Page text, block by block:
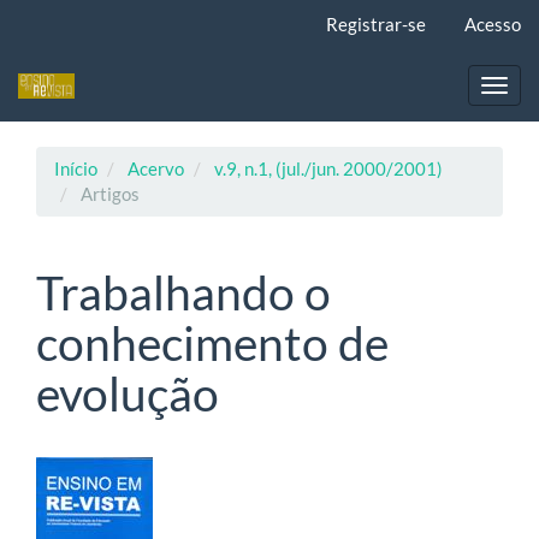
principal
Registrar-se Acesso
Início Acervo
v.9, n.1, (jul./jun. 2000/2001)
Artigos
Trabalhando o
conhecimento de
evolução
Barra
lateral